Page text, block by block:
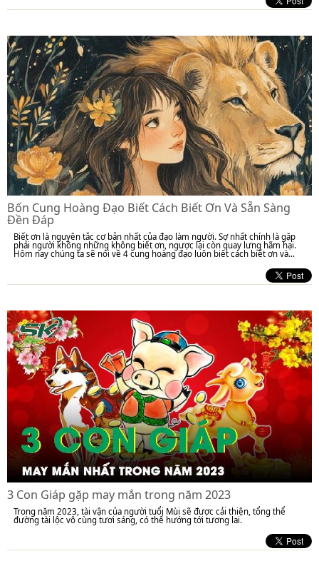
Bốn Cung Hoàng Đạo Biết Cách Biết Ơn Và Sẵn Sàng
Đền Đáp
Biết ơn là nguyên tắc cơ bản nhất của đạo làm người. Sợ nhất chính là gặp
phải người không những không biết ơn, ngược lại còn quay lưng hãm hại.
Hôm nay chúng ta sẽ nói về 4 cung hoàng đạo luôn biết cách biết ơn và...
3 Con Giáp gặp may mắn trong năm 2023
Trong năm 2023, tài vận của người tuổi Mùi sẽ được cải thiện, tổng thể
đường tài lộc vô cùng tươi sáng, có thể hướng tới tương lai.